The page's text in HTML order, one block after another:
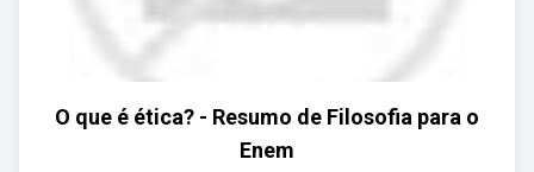
O que é ética? - Resumo de Filosofia para o
Enem